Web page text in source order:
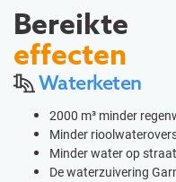
Bereikte
effecten
Waterketen
2000 m³ minder
Minder
Minder water op straat
De waterzuivering